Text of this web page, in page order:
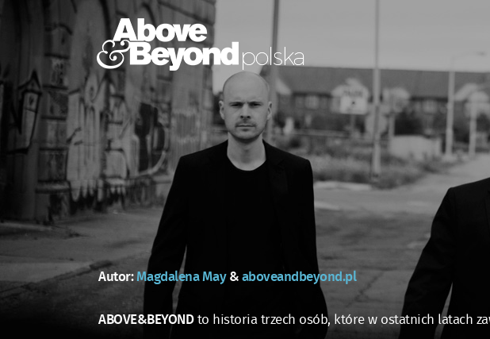
Autor:Magdalena May&aboveandbeyond.pl
ABOVE&BEYONDto historia trzech osób, które w ostatnich latach